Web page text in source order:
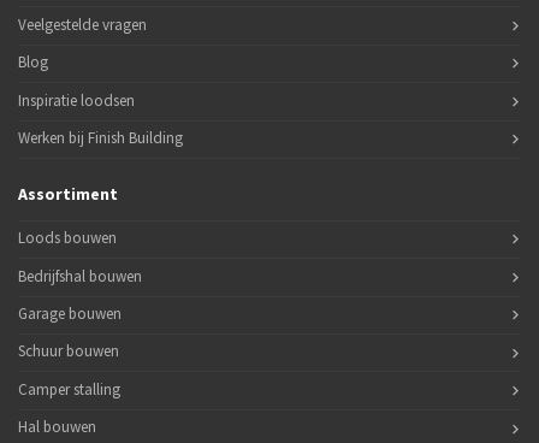
Veelgestelde vragen
Blog
Inspiratie loodsen
Werken bij Finish Building
Assortiment
Loods bouwen
Bedrijfshal bouwen
Garage bouwen
Schuur bouwen
Camper stalling
Hal bouwen